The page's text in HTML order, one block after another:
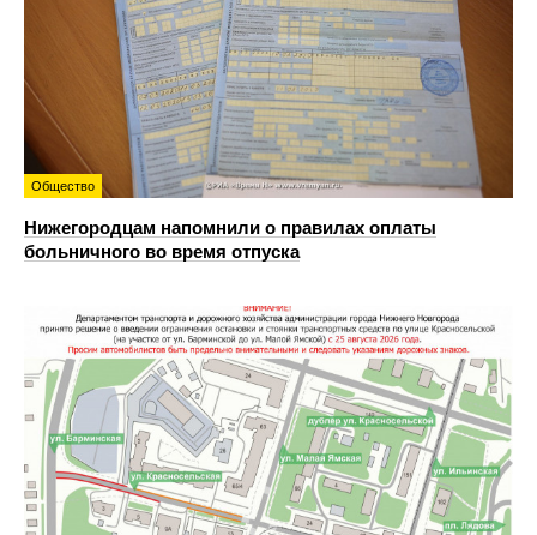
Общество
Нижегородцам напомнили о правилах оплаты
больничного во время отпуска